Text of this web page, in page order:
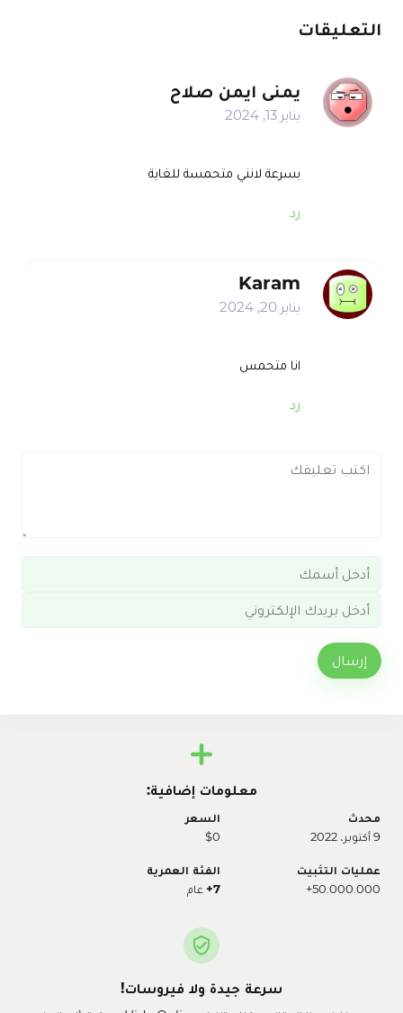
التعليقات
يمنى ايمن صلاح
يناير 13, 2024
بسرعة لانني متحمسة للغاية
رد
Karam
يناير 20, 2024
انا متحمس
رد
إرسال
معلومات إضافية:
محدث
9 أكتوبر، 2022
السعر
$0
عمليات التثبيت
50.000.000+
الفئة العمرية
7+
عام
سرعة جيدة ولا فيروسات!